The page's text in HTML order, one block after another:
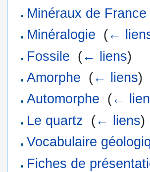
Minéraux de France
Minéralogie (←
Fossile (← liens)
Amorphe (← liens)
Automorphe (←
Le quartz (← liens)
Vocabulaire
Fiches de